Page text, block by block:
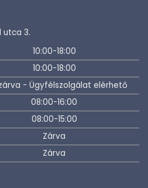
utca 3.
10:00-18:00
10:00-18:00
- Ügyfélszolgálat elérhető
08:00-16:00
08:00-15:00
Zárva
Zárva